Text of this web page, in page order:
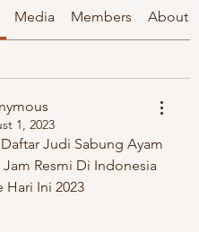
Media Members About
1, 2023
Judi Sa­bung Ayam
Re­smi Di In­do­ne­sia
Hari Ini 2023